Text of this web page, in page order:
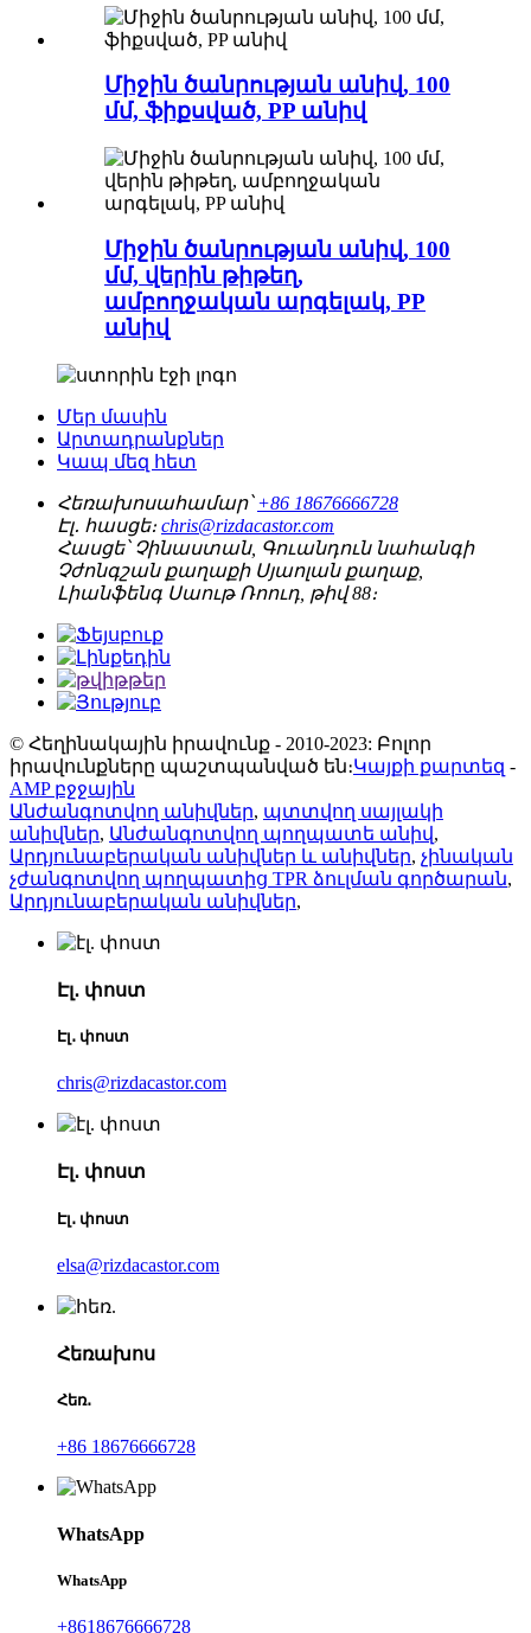
Միջին ծանրության անիվ, 100
մմ, ֆիքսված, PP անիվ
Միջին ծանրության անիվ, 100
մմ, վերին թիթեղ,
ամբողջական արգելակ, PP
անիվ
Մեր մասին
Արտադրանքներ
Կապ մեզ հետ
Հեռախոսահամար՝ +86 18676666728
Էլ․ հասցե։ chris@rizdacastor.com
Հասցե՝ Չինաստան, Գուանդուն նահանգի
Չժոնգշան քաղաքի Սյաոլան քաղաք,
Լիանֆենգ Սաութ Ռոուդ, թիվ 88։
© Հեղինակային իրավունք - 2010-2023: Բոլոր
իրավունքները պաշտպանված են։Կայքի քարտեզ -
AMP բջջային
Անժանգոտվող անիվներ, պտտվող սայլակի
անիվներ, Անժանգոտվող պողպատե անիվ,
Արդյունաբերական անիվներ և անիվներ, չինական
չժանգոտվող պողպատից TPR ձուլման գործարան,
Արդյունաբերական անիվներ,
Էլ․ փոստ
Էլ․ փոստ
chris@rizdacastor.com
Էլ․ փոստ
Էլ․ փոստ
elsa@rizdacastor.com
Հեռախոս
Հեռ․
+86 18676666728
WhatsApp
WhatsApp
+8618676666728